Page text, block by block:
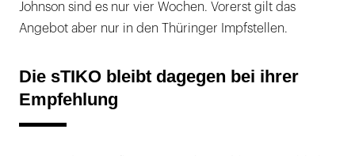
Johnson sind es nur vier Wochen. Vorerst gilt das
Angebot aber nur in den Thüringer Impfstellen.
Die sTIKO bleibt dagegen bei ihrer
Empfehlung